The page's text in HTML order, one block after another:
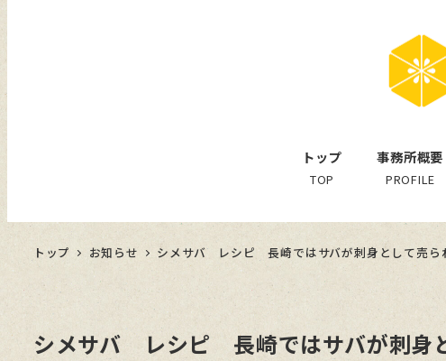
トップ
TOP
事務所概要
PROFILE
トップ お知らせ シメサバ レシピ 長崎ではサバが刺身として売ら
シメサバ レシピ 長崎ではサバが刺身